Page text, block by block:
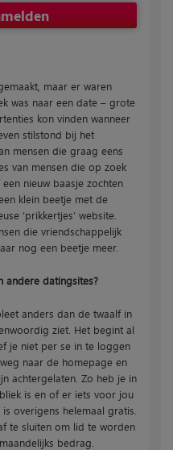
maar er waren
was naar een date – grote
kon vinden wanneer
stilstond bij het
mensen die graag eens
van mensen die op zoek
nieuw baasje zochten
klein beetje met de
‘prikkertjes’ website.
die vriendschappelijk
nog een beetje meer.
andere datingsites?
anders dan de twaalf in
ziet. Het begint al
je niet per se in te loggen
naar de homepage en
achtergelaten. Zo heb je in
is en of er iets voor jou
overigens helemaal gratis.
te sluiten om lid te worden
bedrag.